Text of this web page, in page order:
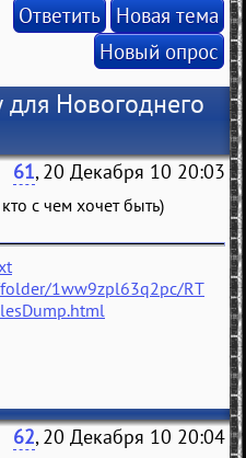
Ответить Новая тема
Новый опрос
Новогоднего
61, 20 Декабря 10 20:03
с чем хочет быть)
1ww9zpl63q2pc/RT
62, 20 Декабря 10 20:04